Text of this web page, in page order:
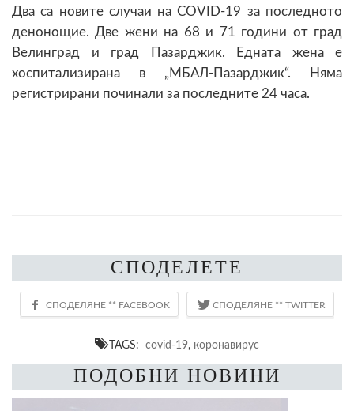
Два са новите случаи на COVID-19 за последното
денонощие. Две жени на 68 и 71 години от град
Велинград и град Пазарджик. Едната жена е
хоспитализирана в „МБАЛ-Пазарджик“. Няма
регистрирани починали за последните 24 часа.
СПОДЕЛЕТЕ
TAGS: covid-19, коронавирус
ПОДОБНИ НОВИНИ